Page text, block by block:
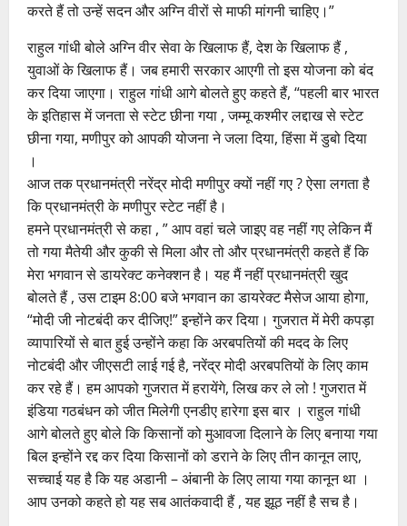
करते हैं तो उन्हें सदन और अग्नि वीरों से माफी मांगनी चाहिए।”
राहुल गांधी बोले अग्नि वीर सेवा के खिलाफ हैं, देश के खिलाफ हैं ,
युवाओं के खिलाफ हैं। जब हमारी सरकार आएगी तो इस योजना को बंद
कर दिया जाएगा। राहुल गांधी आगे बोलते हुए कहते हैं, “पहली बार भारत
के इतिहास में जनता से स्टेट छीना गया , जम्मू कश्मीर लद्दाख से स्टेट
छीना गया, मणीपुर को आपकी योजना ने जला दिया, हिंसा में डुबो दिया
।
आज तक प्रधानमंत्री नरेंद्र मोदी मणीपुर क्यों नहीं गए ? ऐसा लगता है
कि प्रधानमंत्री के मणीपुर स्टेट नहीं है।
हमने प्रधानमंत्री से कहा , ” आप वहां चले जाइए वह नहीं गए लेकिन मैं
तो गया मैतेयी और कुकी से मिला और तो और प्रधानमंत्री कहते हैं कि
मेरा भगवान से डायरेक्ट कनेक्शन है। यह मैं नहीं प्रधानमंत्री खुद
बोलते हैं , उस टाइम 8:00 बजे भगवान का डायरेक्ट मैसेज आया होगा,
“मोदी जी नोटबंदी कर दीजिए!” इन्होंने कर दिया। गुजरात में मेरी कपड़ा
व्यापारियों से बात हुई उन्होंने कहा कि अरबपतियों की मदद के लिए
नोटबंदी और जीएसटी लाई गई है, नरेंद्र मोदी अरबपतियों के लिए काम
कर रहे हैं। हम आपको गुजरात में हरायेंगे, लिख कर ले लो ! गुजरात में
इंडिया गठबंधन को जीत मिलेगी एनडीए हारेगा इस बार । राहुल गांधी
आगे बोलते हुए बोले कि किसानों को मुआवजा दिलाने के लिए बनाया गया
बिल इन्होंने रद्द कर दिया किसानों को डराने के लिए तीन कानून लाए,
सच्चाई यह है कि यह अडानी – अंबानी के लिए लाया गया कानून था ।
आप उनको कहते हो यह सब आतंकवादी हैं , यह झूठ नहीं है सच है।